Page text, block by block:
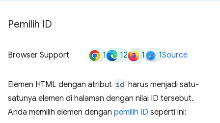
Pemilih ID
Browser Support 1 12 1 1Source
Elemen HTML dengan atribut id harus menjadi satu-
satunya elemen di halaman dengan nilai ID tersebut.
Anda memilih elemen dengan pemilih ID seperti ini: